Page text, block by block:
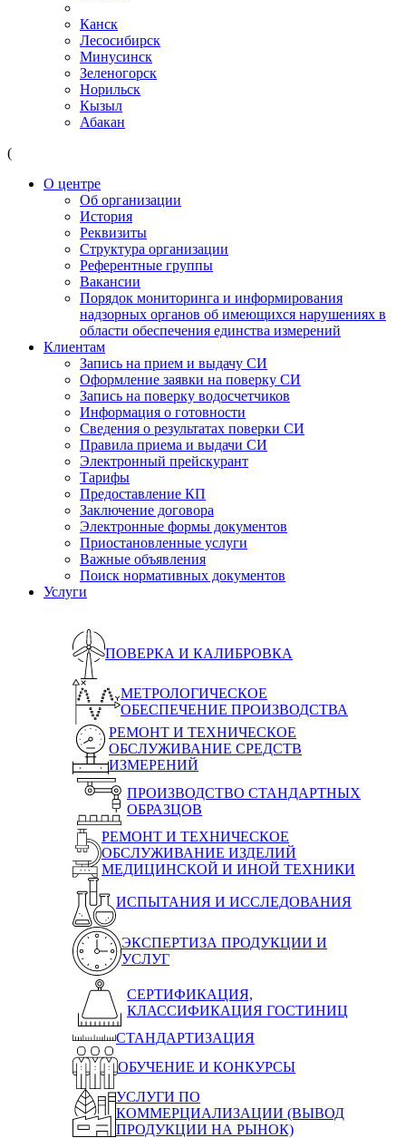
Канск
Лесосибирск
Минусинск
Зеленогорск
Норильск
Кызыл
Абакан
(
О центре
Об организации
История
Реквизиты
Структура организации
Референтные группы
Вакансии
Порядок мониторинга и информирования
надзорных органов об имеющихся нарушениях в
области обеспечения единства измерений
Клиентам
Запись на прием и выдачу СИ
Оформление заявки на поверку СИ
Запись на поверку водосчетчиков
Информация о готовности
Сведения о результатах поверки СИ
Правила приема и выдачи СИ
Электронный прейскурант
Тарифы
Предоставление КП
Заключение договора
Электронные формы документов
Приостановленные услуги
Важные объявления
Поиск нормативных документов
Услуги
ПОВЕРКА И КАЛИБРОВКА
МЕТРОЛОГИЧЕСКОЕ
ОБЕСПЕЧЕНИЕ ПРОИЗВОДСТВА
РЕМОНТ И ТЕХНИЧЕСКОЕ
ОБСЛУЖИВАНИЕ СРЕДСТВ
ИЗМЕРЕНИЙ
ПРОИЗВОДСТВО СТАНДАРТНЫХ
ОБРАЗЦОВ
РЕМОНТ И ТЕХНИЧЕСКОЕ
ОБСЛУЖИВАНИЕ ИЗДЕЛИЙ
МЕДИЦИНСКОЙ И ИНОЙ ТЕХНИКИ
ИСПЫТАНИЯ И ИССЛЕДОВАНИЯ
ЭКСПЕРТИЗА ПРОДУКЦИИ И
УСЛУГ
СЕРТИФИКАЦИЯ,
КЛАССИФИКАЦИЯ ГОСТИНИЦ
СТАНДАРТИЗАЦИЯ
ОБУЧЕНИЕ И КОНКУРСЫ
УСЛУГИ ПО
КОММЕРЦИАЛИЗАЦИИ (ВЫВОД
ПРОДУКЦИИ НА РЫНОК)